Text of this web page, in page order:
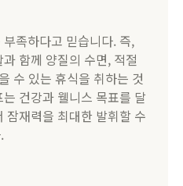
족하다고 믿습니다. 즉,
함께 양질의 수면, 적절
수 있는 휴식을 취하는 것
건강과 웰니스 목표를 달
잠재력을 최대한 발휘할 수